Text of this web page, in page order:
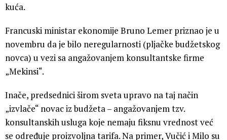
kuća.
Francuski ministar ekonomije Bruno Lemer priznao je u
novembru da je bilo neregularnosti (pljačke budžetskog
novca) u vezi sa angažovanjem konsultantske firme
„Mekinsi“.
Inače, predsednici širom sveta upravo na taj način
„izvlače“ novac iz budžeta – angažovanjem tzv.
konsultanskih usluga koje nemaju fiksnu vrednost već
se određuje proizvoljna tarifa. Na primer, Vučić i Milo su